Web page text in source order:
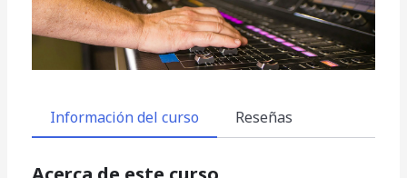
Información del curso Reseñas